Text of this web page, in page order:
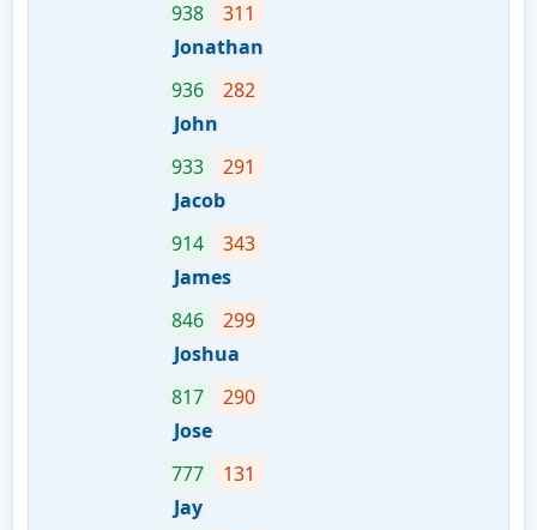
938
311
Jonathan
936
282
John
933
291
Jacob
914
343
James
846
299
Joshua
817
290
Jose
777
131
Jay